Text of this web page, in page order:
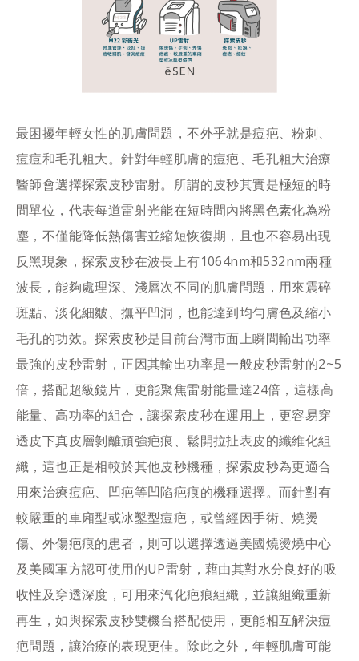
最困擾年輕女性的肌膚問題，不外乎就是痘疤、粉刺、
痘痘和毛孔粗大。針對年輕肌膚的痘疤、毛孔粗大治療
醫師會選擇探索皮秒雷射。所謂的皮秒其實是極短的時
間單位，代表每道雷射光能在短時間內將黑色素化為粉
塵，不僅能降低熱傷害並縮短恢復期，且也不容易出現
反黑現象，探索皮秒在波長上有1064nm和532nm兩種
波長，能夠處理深、淺層次不同的肌膚問題，用來震碎
斑點、淡化細皺、撫平凹洞，也能達到均勻膚色及縮小
毛孔的功效。探索皮秒是目前台灣市面上瞬間輸出功率
最強的皮秒雷射，正因其輸出功率是一般皮秒雷射的2~5
倍，搭配超級鏡片，更能聚焦雷射能量達24倍，這樣高
能量、高功率的組合，讓探索皮秒在運用上，更容易穿
透皮下真皮層剝離頑強疤痕、鬆開拉扯表皮的纖維化組
織，這也正是相較於其他皮秒機種，探索皮秒為更適合
用來治療痘疤、凹疤等凹陷疤痕的機種選擇。而針對有
較嚴重的車廂型或冰鑿型痘疤，或曾經因手術、燒燙
傷、外傷疤痕的患者，則可以選擇透過美國燒燙燒中心
及美國軍方認可使用的UP雷射，藉由其對水分良好的吸
收性及穿透深度，可用來汽化疤痕組織，並讓組織重新
再生，如與探索皮秒雙機台搭配使用，更能相互解決痘
疤問題，讓治療的表現更佳。除此之外，年輕肌膚可能